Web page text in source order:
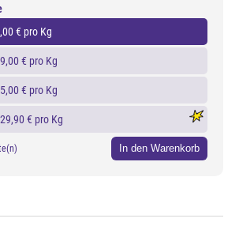
€ pro Kg
€ pro Kg
€ pro Kg
€ pro Kg
In den Warenkorb